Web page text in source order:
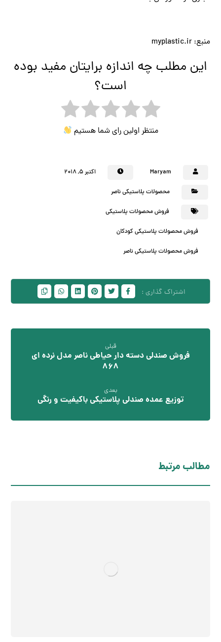
منبع: myplastic.ir
این مطلب چه اندازه برایتان مفید بوده
است؟
منتظر اولین رای شما هستیم
Maryam اکتبر ۵, ۲۰۱۸
محصولات پلاستیکی ناصر
فروش محصولات پلاستیکی
فروش محصولات پلاستیکی کودکان
فروش محصولات پلاستیکی ناصر
قبلی
فروش صندلی دسته دار حیاطی ناصر مدل نرده ای
868
بعدی
توزیع عمده صندلی پلاستیکی باکیفیت و رنگی
مطالب مرتبط